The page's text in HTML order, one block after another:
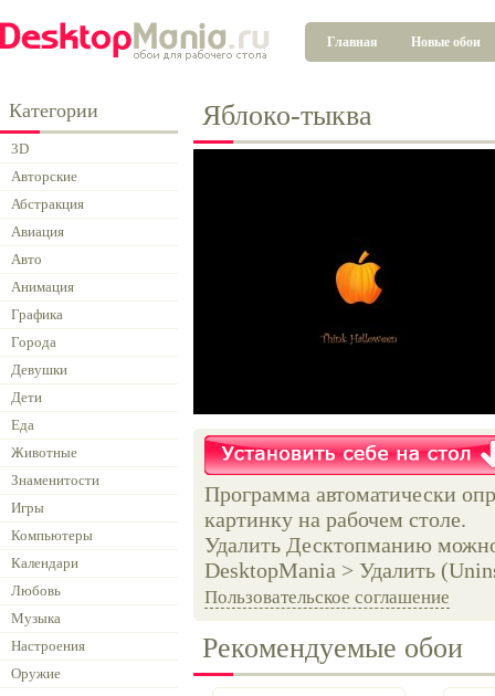
Главная Новые обои
Категории
3D
Авторские
Абстракция
Авиация
Авто
Анимация
Графика
Города
Девушки
Дети
Еда
Животные
Знаменитости
Игры
Компьютеры
Календари
Любовь
Музыка
Настроения
Оружие
Яблоко-тыква
Программа автоматически
картинку на рабочем столе.
Удалить Десктопманию
DesktopMania > Удалить
Пользовательское соглашение
Рекомендуемые обои